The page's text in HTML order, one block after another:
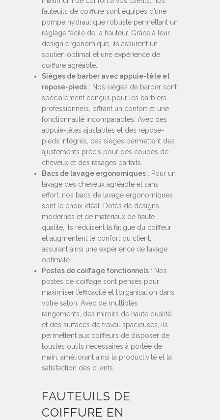
fauteuils de coiffure sont équipés d’une
pompe hydraulique robuste permettant un
réglage facile de la hauteur. Grâce à leur
design ergonomique, ils assurent un
soutien optimal et une expérience de
coiffure agréable.
Sièges de barber avec appuie-tête et
repose-pieds : Nos sièges de barber sont
spécialement conçus pour les barbiers
professionnels, offrant un confort et une
fonctionnalité incomparables. Avec des
appuie-têtes ajustables et des repose-
pieds intégrés, ces sièges permettent des
ajustements précis pour des coupes de
cheveux et des rasages parfaits.
Bacs de lavage ergonomiques : Pour un
lavage des cheveux agréable et sans
effort, nos bacs de lavage ergonomiques
sont le choix idéal. Dotés de designs
modernes et de matériaux de haute
qualité, ils réduisent la fatigue du coiffeur
et augmentent le confort du client,
assurant ainsi une expérience de lavage
optimale.
Postes de coiffage fonctionnels : Nos
postes de coiffage sont pensés pour
maximiser l’efficacité et l’organisation dans
votre salon. Avec de multiples
rangements, des miroirs de haute qualité
et des surfaces de travail spacieuses, ils
permettent aux coiffeurs de disposer de
tousles outils nécessaires à portée de
main, améliorant ainsi la productivité et la
satisfaction des clients.
FAUTEUILS DE
COIFFURE EN